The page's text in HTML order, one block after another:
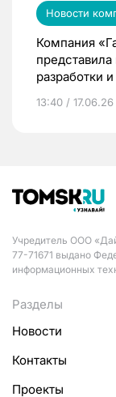
Новости
Компания
разработки
13:40 / 17.06.26
Учредитель ООО
77-71671 выдано
информационных
Разделы
Новости
Контакты
Проекты